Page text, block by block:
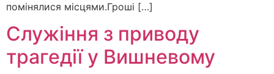
помінялися місцями.Гроші […]
Служіння з приводу
трагедії у Вишневому